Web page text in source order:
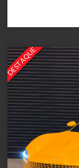
DESTAQUE